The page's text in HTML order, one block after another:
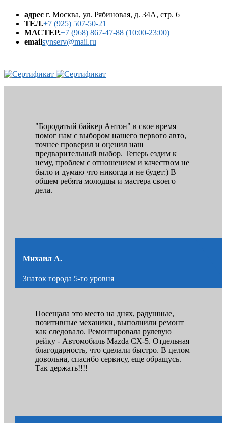
адрес г. Москва, ул. Рябиновая, д. 34А, стр. 6
ТЕЛ.+7 (925) 507-50-21
МАСТЕР.+7 (968) 867-47-88 (10:00-23:00)
emailsynserv@mail.ru
"Бородатый байкер Антон" в свое время
помог нам с выбором нашего первого авто,
точнее проверил и оценил наш
предварительный выбор. Теперь ездим к
нему, проблем с отношением и качеством не
было и думаю что никогда и не будет:) В
общем ребята молодцы и мастера своего
дела.
Михаил А.
Знаток города 5-го уровня
Посещала это место на днях, радушные,
позитивные механики, выполнили ремонт
как следовало. Ремонтировала рулевую
рейку - Автомобиль Mazda CX-5. Отдельная
благодарность, что сделали быстро. В целом
довольна, спасибо сервису, еще обращусь.
Так держать!!!!